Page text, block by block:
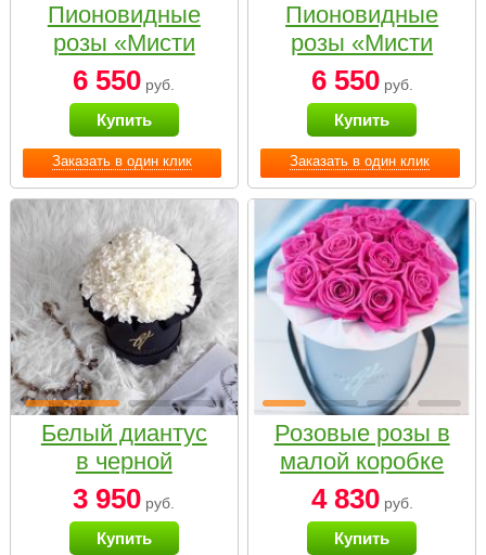
Заказать в один клик
Пионовидные
розы «Мисти
бабблс» в белой
коробке Small
6 550 руб.
Купить
Заказать в один клик
Пионовидные
розы «Мисти
бабблс» в
черной коробке
Small
6 550руб.
Купить
Белый диантус
в черной
коробке Small
3 950 руб.
Купить
Розовые розы в
малой коробке
4 830руб.
Купить